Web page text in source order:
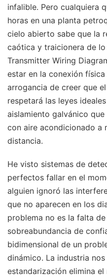
infalible. Pero cualquiera
horas en una planta
cielo abierto sabe que la
caótica y traicionera de lo
Transmitter Wiring
estar en la conexión
arrogancia de creer que
respetará las leyes
aislamiento galvánico
con aire acondicionado a
distancia.
He visto sistemas de
perfectos fallar en el
alguien ignoró las
que no aparecen en los
problema no es la falta
sobreabundancia de
bidimensional de un
dinámico. La industria
estandarización elimina